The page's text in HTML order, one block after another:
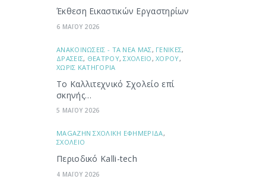
Έκθεση Εικαστικών Εργαστηρίων
6 ΜΑΪΟΥ 2026
ΑΝΑΚΟΙΝΩΣΕΙΣ - ΤΑ ΝΕΑ ΜΑΣ, ΓΕΝΙΚΕΣ,
ΔΡΑΣΕΙΣ, ΘΕΑΤΡΟΥ,ΣΧΟΛΕΙΟ ,ΧΟΡΟΥ,
ΧΩΡΙΣ ΚΑΤΗΓΟΡΙΑ
Το Καλλιτεχνικό Σχολείο επί
σκηνής…
5 ΜΑΪΟΥ 2026
ΜAGAZHN ΣΧΟΛΙΚΗ ΕΦΗΜΕΡΙΔΑ,
ΣΧΟΛΕΙΟ
Περιοδικό Kalli-tech
4 ΜΑΪΟΥ 2026